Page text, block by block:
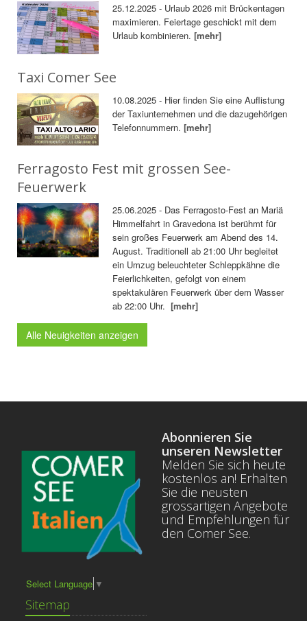
25.12.2025 - Urlaub 2026 mit Brückentagen
maximieren. Feiertage geschickt mit dem
Urlaub kombinieren.[mehr]
Taxi Comer See
10.08.2025 - Hier finden Sie eine Auflistung
der Taxiunternehmen und die dazugehörigen
Telefonnummern.[mehr]
Ferragosto Fest mit grossen See-
Feuerwerk
25.06.2025 - Das Ferragosto-Fest an Mariä
Himmelfahrt in Gravedona ist berühmt für
sein großes Feuerwerk am Abend des 14.
August. Traditionell ab 21:00 Uhr begleitet
ein Umzug beleuchteter Schleppkähne die
Feierlichkeiten, gefolgt von einem
spektakulären Feuerwerk über dem Wasser
ab 22:00 Uhr.[mehr]
Alle Neuigkeiten anzeigen
Select Language ▼
Sitemap
Abonnieren Sie
unseren Newsletter
Melden Sie sich heute
kostenlos an! Erhalten
Sie die neusten
grossartigen Angebote
und Empfehlungen für
den Comer See.